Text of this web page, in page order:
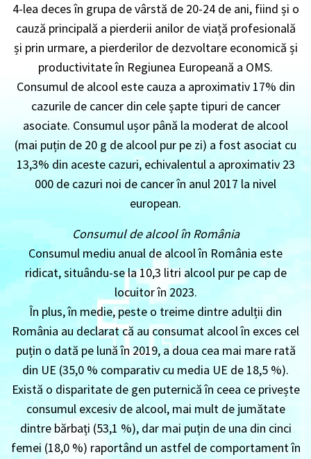
4-lea deces în grupa de vârstă de 20-24 de ani, fiind și o
cauză principală a pierderii anilor de viață profesională
și prin urmare, a pierderilor de dezvoltare economică și
productivitate în Regiunea Europeană a OMS.
Consumul de alcool este cauza a aproximativ 17% din
cazurile de cancer din cele șapte tipuri de cancer
asociate. Consumul ușor până la moderat de alcool
(mai puțin de 20 g de alcool pur pe zi) a fost asociat cu
13,3% din aceste cazuri, echivalentul a aproximativ 23
000 de cazuri noi de cancer în anul 2017 la nivel
european.
Consumul de alcool în România
Consumul mediu anual de alcool în România este
ridicat, situându-se la 10,3 litri alcool pur pe cap de
locuitor în 2023.
În plus, în medie, peste o treime dintre adulții din
România au declarat că au consumat alcool în exces cel
puțin o dată pe lună în 2019, a doua cea mai mare rată
din UE (35,0 % comparativ cu media UE de 18,5 %).
Există o disparitate de gen puternică în ceea ce privește
consumul excesiv de alcool, mai mult de jumătate
dintre bărbați (53,1 %), dar mai puțin de una din cinci
femei (18,0 %) raportând un astfel de comportament în